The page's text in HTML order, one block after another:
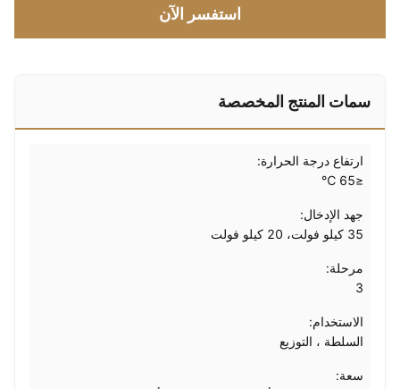
استفسر الآن
سمات المنتج المخصصة
ارتفاع درجة الحرارة:
≤65 ℃
جهد الإدخال:
35 كيلو فولت، 20 كيلو فولت
مرحلة:
3
الاستخدام:
السلطة ، التوزيع
سعة: